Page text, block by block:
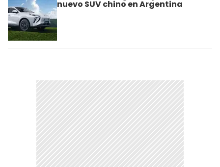
nuevo SUV chino en Argentina